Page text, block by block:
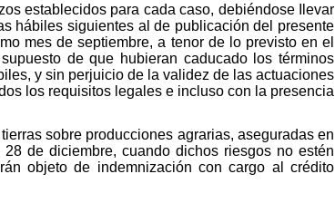
establecidos para cada caso, debiéndose Ilevar
hábiles siguientes al de publicación del presente
mes de septiembre, a tenor de lo previsto en el
de que hubieran caducado los términos
y sin perjuicio de la validez de las actuaciones
los requisitos legales e incluso con la presencia
sobre producciones agrarias, aseguradas en
de diciembre, cuando dichos riesgos no estén
objeto de indemnización con cargo al crédito